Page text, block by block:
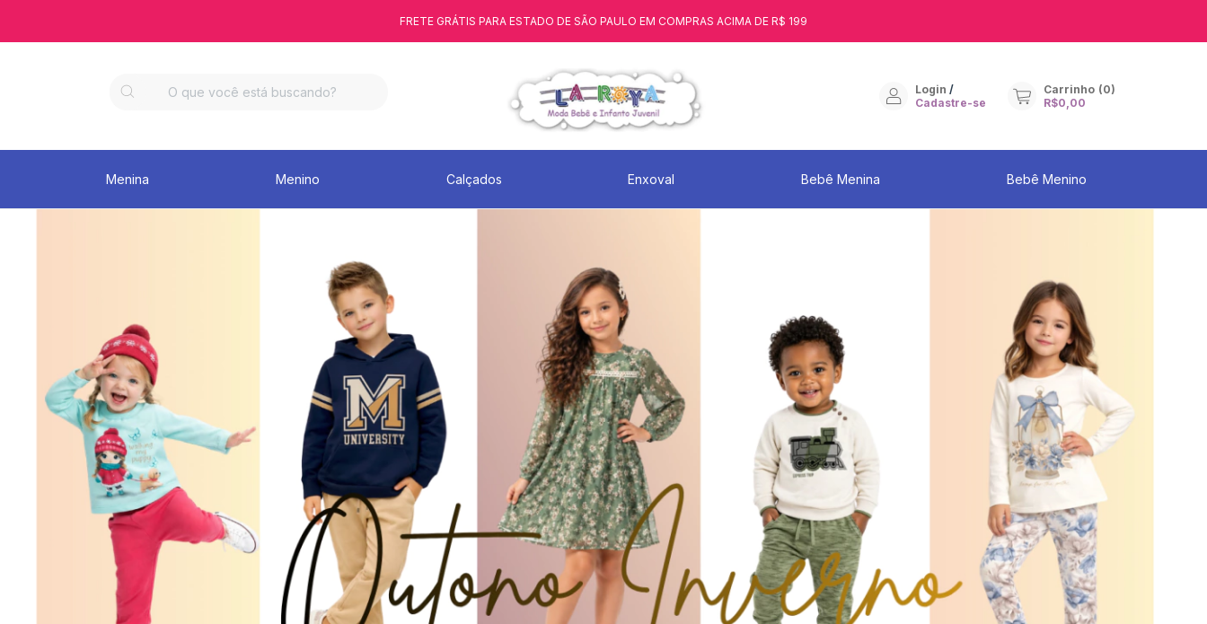
FRETE GRÁTIS PARA ESTADO DE SÃO PAULO EM COMPRAS ACIMA DE R$ 199
Login /
Cadastre-se
Carrinho (0)
R$0,00
Menina Menino Calçados Enxoval Bebê Menina Bebê Menino